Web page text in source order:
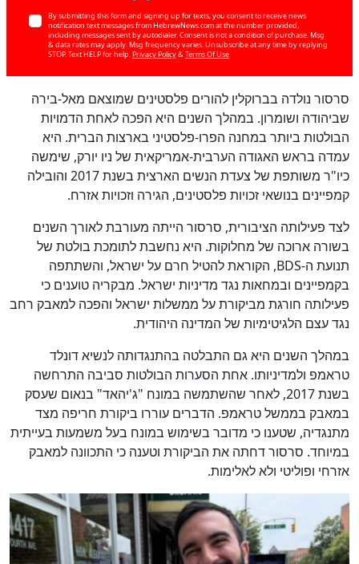
By submitting this form and signing up for texts, you consent to receive news
notification text messages from HebrewNews.com at the number provided,
including messages sent by autodialer. Consent is not a condition of purchase. Msg
& data rates may apply. Msg frequency varies. Unsubscribe at any time by replying
STOP. Text HELP for help.Privacy Policy&Terms Of Use
סרסור נולדה בברוקלין להורים פלסטינים שמוצאם מאל-בירה
שביהודה ושומרון. במהלך השנים היא הפכה לאחת הדמויות
הבולטות ביותר במחנה הפרו-פלסטיני בארצות הברית. היא
עמדה בראש האגודה הערבית-אמריקאית של ניו יורק, שימשה
כיו"ר משותפת של צעדת הנשים הארצית בשנת 2017 והובילה
קמפיינים בנושאי זכויות פלסטינים, הגירה וזכויות אזרח.
לצד פעילותה הציבורית, סרסור הייתה מעורבת לאורך השנים
בשורה ארוכה של מחלוקות. היא נחשבת לתומכת בולטת של
תנועת ה-BDS, הקוראת להטיל חרם על ישראל, והשתתפה
בקמפיינים ובמחאות נגד מדיניות ישראל. מבקריה טוענים כי
פעילותה חורגת מביקורת על ממשלות ישראל והפכה למאבק רחב
נגד עצם הלגיטימיות של המדינה היהודית.
במהלך השנים היא גם התבלטה בהתנגדותה לנשיא דונלד
טראמפ ולמדיניותו. אחת הסערות הבולטות סביבה התרחשה
בשנת 2017, לאחר שהשתמשה במונח "ג'יהאד" בנאום שעסק
במאבק בממשל טראמפ. הדברים עוררו ביקורת חריפה מצד
מתנגדיה, שטענו כי מדובר בשימוש במונח בעל משמעות בעייתית
במיוחד. סרסור דחתה את הביקורת וטענה כי התכוונה למאבק
אזרחי ופוליטי ולא לאלימות.
66%כן